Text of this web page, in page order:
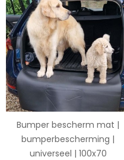
Bumper bescherm mat |
bumperbescherming |
universeel | 100x70